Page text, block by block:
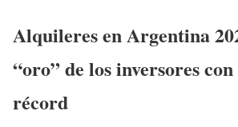
Alquileres en Argentina
“oro” de los inversores
récord